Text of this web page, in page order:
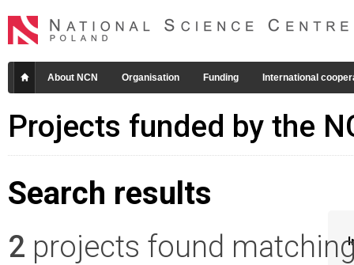
About NCN Organisation Funding International
Projects funded by the
Search results
2 projects found